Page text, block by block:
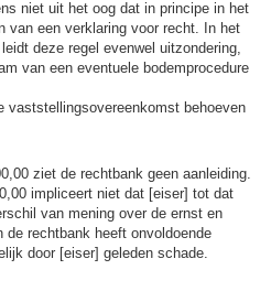
niet uit het oog dat in principe in het
van een verklaring voor recht. In het
deze regel evenwel uitzondering,
van een eventuele bodemprocedure
vaststellingsovereenkomst behoeven
ziet de rechtbank geen aanleiding.
impliceert niet dat [eiser] tot dat
van mening over de ernst en
rechtbank heeft onvoldoende
door [eiser] geleden schade.